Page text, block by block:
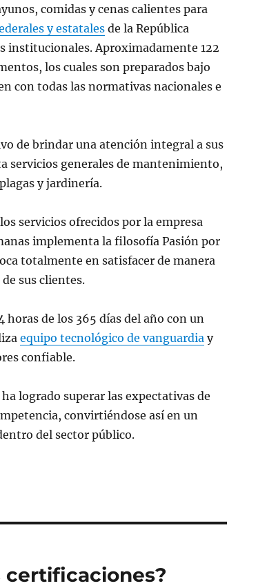
comidas y cenas calientes para
y estatalesde la República
institucionales. Aproximadamente 122
los cuales son preparados bajo
con todas las normativas nacionales e
de brindar una atención integral a sus
servicios generales de mantenimiento,
y jardinería.
servicios ofrecidos por la empresa
implementa la filosofía Pasión por
totalmente en satisfacer de manera
sus clientes.
horas de los 365 días del año con un
equipo tecnológico de vanguardiay
confiable.
logrado superar las expectativas de
convirtiéndose así en un
del sector público.
certificaciones?